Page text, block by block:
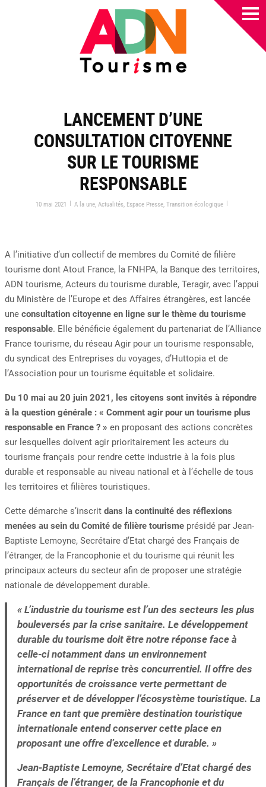
LANCEMENT D’UNE
CONSULTATION CITOYENNE
SUR LE TOURISME
RESPONSABLE
10 mai 2021 | A la une, Actualités, Espace Presse, Transition écologique |
A l’initiative d’un collectif de membres du Comité de filière
tourisme dont Atout France, la FNHPA, la Banque des territoires,
ADN tourisme, Acteurs du tourisme durable, Teragir, avec l’appui
du Ministère de l’Europe et des Affaires étrangères, est lancée
une consultation citoyenne en ligne sur le thème du tourisme
responsable. Elle bénéficie également du partenariat de l’Alliance
France tourisme, du réseau Agir pour un tourisme responsable,
du syndicat des Entreprises du voyages, d’Huttopia et de
l’Association pour un tourisme équitable et solidaire.
Du 10 mai au 20 juin 2021, les citoyens sont invités à répondre
à la question générale : « Comment agir pour un tourisme plus
responsable en France ? » en proposant des actions concrètes
sur lesquelles doivent agir prioritairement les acteurs du
tourisme français pour rendre cette industrie à la fois plus
durable et responsable au niveau national et à l’échelle de tous
les territoires et filières touristiques.
Cette démarche s’inscrit dans la continuité des réflexions
menées au sein du Comité de filière tourisme présidé par Jean-
Baptiste Lemoyne, Secrétaire d’Etat chargé des Français de
l’étranger, de la Francophonie et du tourisme qui réunit les
principaux acteurs du secteur afin de proposer une stratégie
nationale de développement durable.
« L’industrie du tourisme est l’un des secteurs les plus
bouleversés par la crise sanitaire. Le développement
durable du tourisme doit être notre réponse face à
celle-ci notamment dans un environnement
international de reprise très concurrentiel. Il offre des
opportunités de croissance verte permettant de
préserver et de développer l’écosystème touristique. La
France en tant que première destination touristique
internationale entend conserver cette place en
proposant une offre d’excellence et durable. »
Jean-Baptiste Lemoyne, Secrétaire d’Etat chargé des
Français de l’étranger, de la Francophonie et du